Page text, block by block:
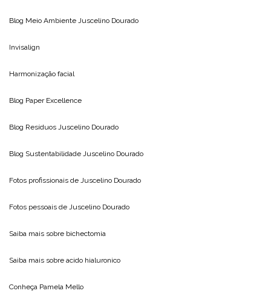
Blog Meio Ambiente Juscelino Dourado
Invisalign
Harmonização facial
Blog Paper Excellence
Blog Resíduos Juscelino Dourado
Blog Sustentabilidade Juscelino Dourado
Fotos profissionais de Juscelino Dourado
Fotos pessoais de Juscelino Dourado
Saiba mais sobre bichectomia
Saiba mais sobre acido hialuronico
Conheça Pamela Mello